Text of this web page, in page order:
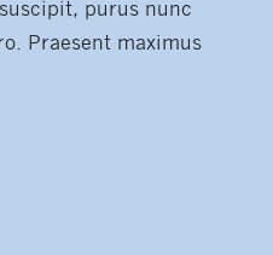
purus nunc
Praesent maximus